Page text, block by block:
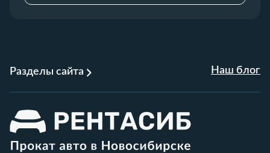
Разделы сайта Наш блог